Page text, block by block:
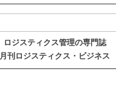
ロジスティクス管理の専門誌
月刊ロジスティクス・ビジネス